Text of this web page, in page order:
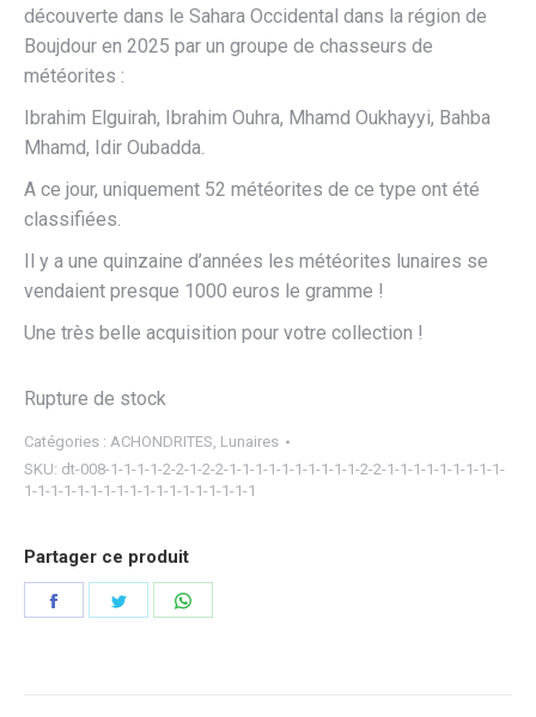
découverte dans le Sahara Occidental dans la région de
Boujdour en 2025 par un groupe de chasseurs de
météorites :
Ibrahim Elguirah, Ibrahim Ouhra, Mhamd Oukhayyi, Bahba
Mhamd, Idir Oubadda.
A ce jour, uniquement 52 météorites de ce type ont été
classifiées.
Il y a une quinzaine d’années les météorites lunaires se
vendaient presque 1000 euros le gramme !
Une très belle acquisition pour votre collection !
Rupture de stock
Catégories : ACHONDRITES, Lunaires
SKU: dt-008-1-1-1-1-2-2-1-2-2-1-1-1-1-1-1-1-1-1-1-2-2-1-1-1-1-1-1-1-1-1-
1-1-1-1-1-1-1-1-1-1-1-1-1-1-1-1-1-1
Partager ce produit
Partager Partager